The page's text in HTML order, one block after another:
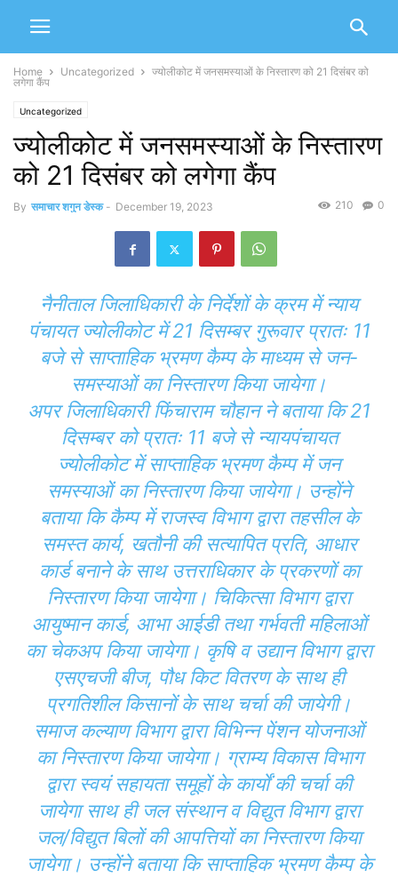
Home Uncategorized
ज्योलीकोट में जनसमस्याओं के निस्तारण को 21 दिसंबर को
लगेगा कैंप
Uncategorized
ज्योलीकोट में जनसमस्याओं के निस्तारण
को 21 दिसंबर को लगेगा कैंप
By समाचार शगुन डेस्क - December 19, 2023 0
210
नैनीताल जिलाधिकारी के निर्देशों के क्रम में न्याय
पंचायत ज्योलीकोट में 21 दिसम्बर गुरूवार प्रातः 11
बजे से साप्ताहिक भ्रमण कैम्प के माध्यम से जन-
समस्याओं का निस्तारण किया जायेगा।
अपर जिलाधिकारी फिंचाराम चौहान ने बताया कि 21
दिसम्बर को प्रातः 11 बजे से न्यायपंचायत
ज्योलीकोट में साप्ताहिक भ्रमण कैम्प में जन
समस्याओं का निस्तारण किया जायेगा। उन्होंने
बताया कि कैम्प में राजस्व विभाग द्वारा तहसील के
समस्त कार्य, खतौनी की सत्यापित प्रति, आधार
कार्ड बनाने के साथ उत्तराधिकार के प्रकरणों का
निस्तारण किया जायेगा। चिकित्सा विभाग द्वारा
आयुष्मान कार्ड, आभा आईडी तथा गर्भवती महिलाओं
का चेकअप किया जायेगा। कृषि व उद्यान विभाग द्वारा
एसएचजी बीज, पौध किट वितरण के साथ ही
प्रगतिशील किसानों के साथ चर्चा की जायेगी।
समाज कल्याण विभाग द्वारा विभिन्न पेंशन योजनाओं
का निस्तारण किया जायेगा। ग्राम्य विकास विभाग
द्वारा स्वयं सहायता समूहों के कार्याें की चर्चा की
जायेगा साथ ही जल संस्थान व विद्युत विभाग द्वारा
जल/विद्युत बिलों की आपत्तियों का निस्तारण किया
जायेगा। उन्होंने बताया कि साप्ताहिक भ्रमण कैम्प के